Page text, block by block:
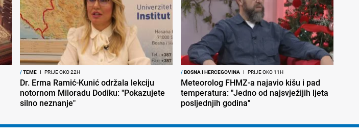
/TEME I PRIJE OKO 22H
Dr. Erma Ramić-Kunić održala lekciju
notornom Miloradu Dodiku: "Pokazujete
silno neznanje"
/BOSNA I HERCEGOVINA I PRIJE OKO 11H
Meteorolog FHMZ-a najavio kišu i pad
temperatura: "Jedno od najsvježijih ljeta
posljednjih godina"